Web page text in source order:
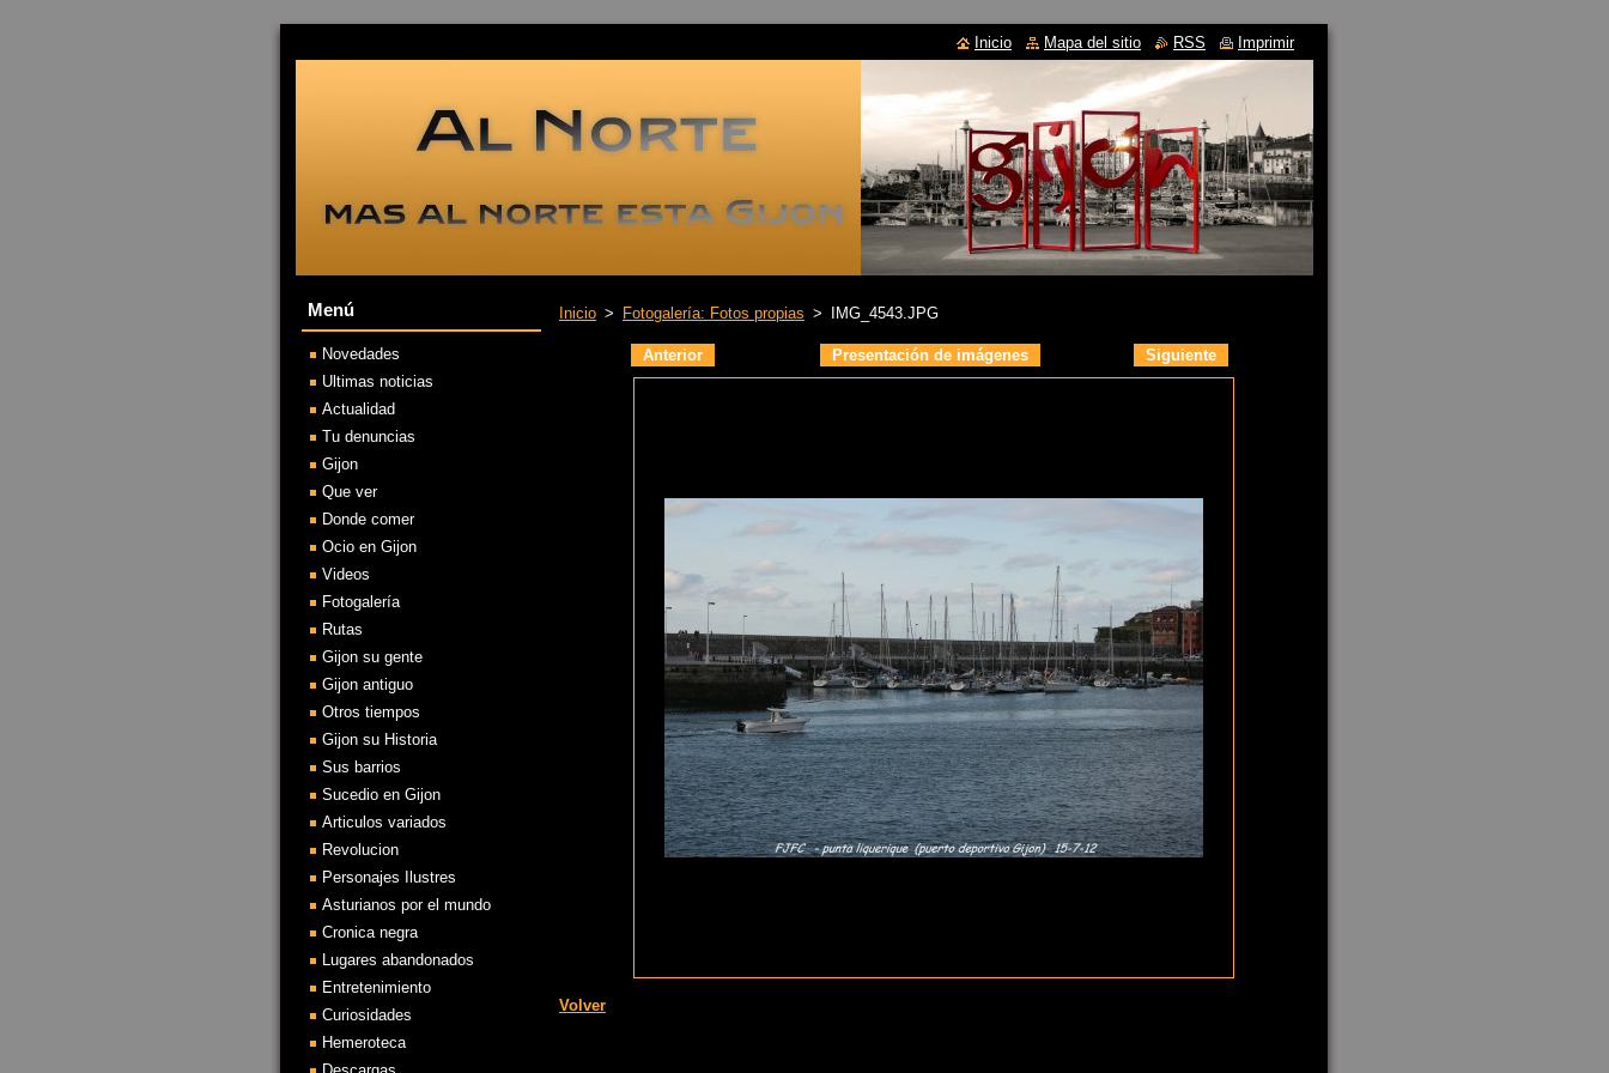
Inicio > Fotogalería: Fotos propias > IMG_4543.JPG
Anterior Presentación de imágenes Siguiente
Volver
Menú
Novedades
Ultimas noticias
Actualidad
Tu denuncias
Gijon
Que ver
Donde comer
Ocio en Gijon
Videos
Fotogalería
Rutas
Gijon su gente
Gijon antiguo
Otros tiempos
Gijon su Historia
Sus barrios
Sucedio en Gijon
Articulos variados
Revolucion
Personajes Ilustres
Asturianos por el mundo
Cronica negra
Lugares abandonados
Entretenimiento
Curiosidades
Hemeroteca
Inicio Mapa del sitio RSS Imprimir